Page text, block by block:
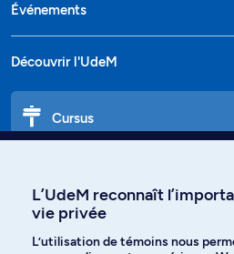
Événements
Découvrir l'UdeM
Cursus
L’UdeM reconnaît
vie privée
L’utilisation de témoins nous